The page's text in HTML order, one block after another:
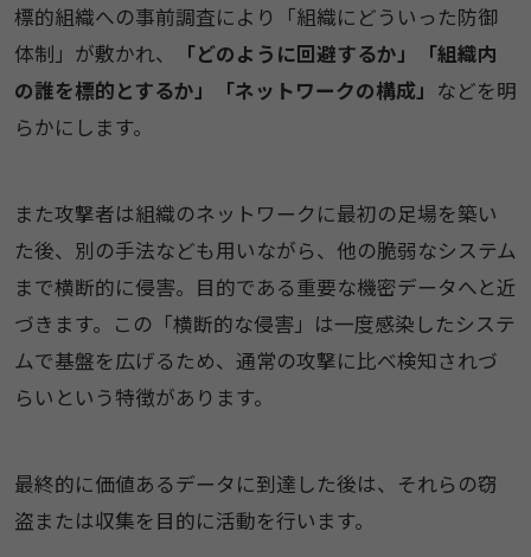
標的組織への事前調査により「組織にどういった防御
体制」が敷かれ、
「どのように回避するか」「組織内
の誰を標的とするか」「ネットワークの構成」 などを明
らかにします。
また攻撃者は組織のネットワークに最初の足場を築い
た後、別の手法なども用いながら、他の脆弱なシステム
まで横断的に侵害。目的である重要な機密データへと近
づきます。この「横断的な侵害」は一度感染したシステ
ムで基盤を広げるため、通常の攻撃に比べ検知されづ
らいという特徴があります。
最終的に価値あるデータに到達した後は、それらの窃
盗または収集を目的に活動を行います。